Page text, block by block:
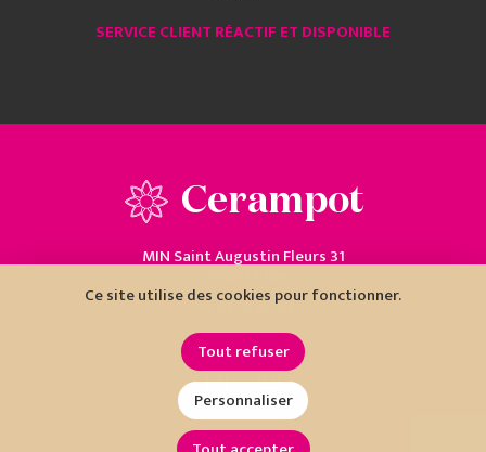
SERVICE CLIENT RÉACTIF ET DISPONIBLE
Cerampot
MIN Saint Augustin Fleurs 31
04 93 18 80 10
Ce site utilise des cookies pour fonctionner.
Tout refuser
Personnaliser